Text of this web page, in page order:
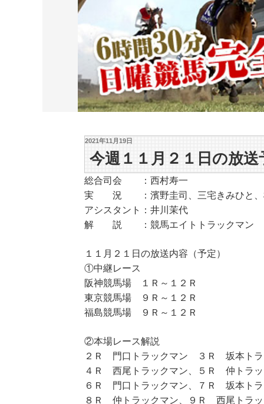
2021年11月19日
今週１１月２１日の放送
総合司会 ：西村寿一
実 況 ：濱野圭司、三宅きみひと、
アシスタント：井川茉代
解 説 ：競馬エイトトラックマン
１１月２１日の放送内容（予定）
①中継レース
阪神競馬場 １Ｒ～１２Ｒ
東京競馬場 ９Ｒ～１２Ｒ
福島競馬場 ９Ｒ～１２Ｒ
②本場レース解説
２Ｒ 門口トラックマン ３Ｒ 坂本トラ
４Ｒ 西尾トラックマン、５Ｒ 仲トラッ
６Ｒ 門口トラックマン、７Ｒ 坂本トラ
８Ｒ 仲トラックマン、９Ｒ 西尾トラッ